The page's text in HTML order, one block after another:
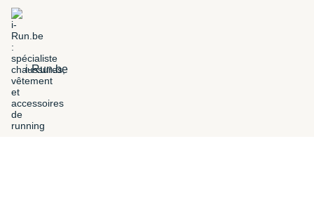
i-Run.be